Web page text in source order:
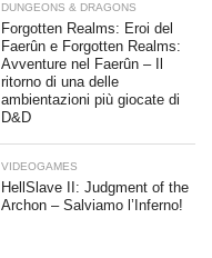
DUNGEONS & DRAGONS
Forgotten Realms: Eroi del
Faerûn e Forgotten Realms:
Avventure nel Faerûn – Il
ritorno di una delle
ambientazioni più giocate di
D&D
VIDEOGAMES
HellSlave II: Judgment of the
Archon – Salviamo l’Inferno!